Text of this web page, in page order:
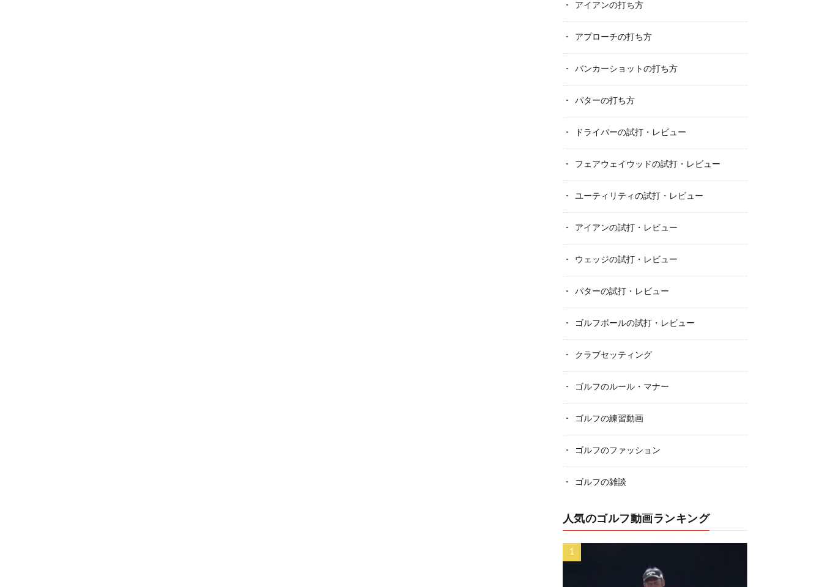
アイアンの打ち方
アプローチの打ち方
バンカーショットの打ち方
パターの打ち方
ドライバーの試打・レビュー
フェアウェイウッドの試打・レビュー
ユーティリティの試打・レビュー
アイアンの試打・レビュー
ウェッジの試打・レビュー
パターの試打・レビュー
ゴルフボールの試打・レビュー
クラブセッティング
ゴルフのルール・マナー
ゴルフの練習動画
ゴルフのファッション
ゴルフの雑談
人気のゴルフ動画ランキング